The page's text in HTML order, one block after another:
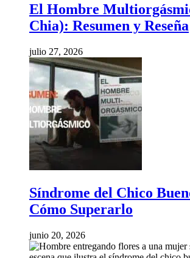
El Hombre
Chia): Resumen y Reseña
julio 27, 2026
Síndrome del Chico
Cómo Superarlo
junio 20, 2026